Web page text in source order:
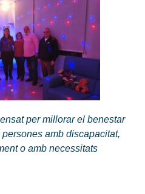
per millorar el benestar
amb discapacitat,
o amb necessitats